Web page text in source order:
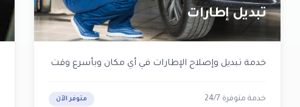
تبديل إطارات
خدمة تبديل وإصلاح الإطارات في أي مكان وبأسرع وقت
خدمة متوفرة 24/7 متوفر الآن